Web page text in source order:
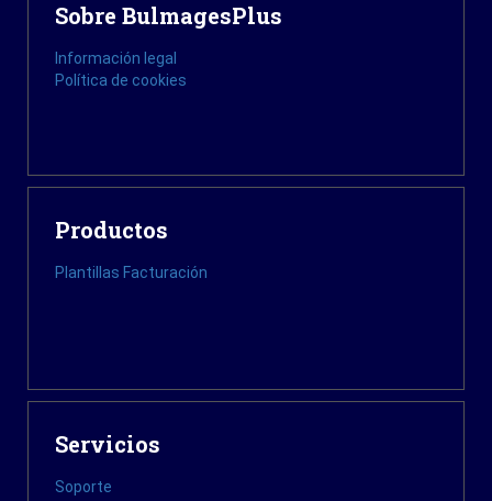
Sobre BulmagesPlus
Información legal
Política de cookies
Productos
Plantillas Facturación
Servicios
Soporte